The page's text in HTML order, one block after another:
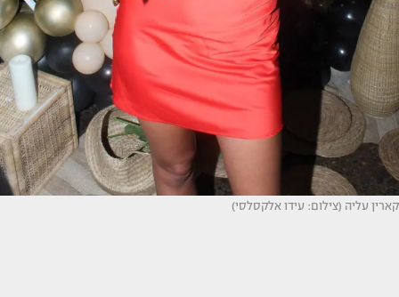
קארין עליה (צילום: עידו אלקסלסי)